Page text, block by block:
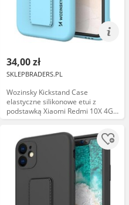
34,00 zł
SKLEPBRADERS.PL
Wozinsky Kickstand Case
elastyczne silikonowe etui z
podstawką Xiaomi Redmi 10X 4G /
Xiaomi Redmi Note 9